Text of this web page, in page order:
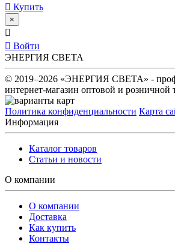
Купить
×
Войти
ЭНЕРГИЯ СВЕТА
© 2019–2026 «ЭНЕРГИЯ СВЕТА» -
интернет-магазин оптовой и розничной
Политика конфиденциальности Карта
Информация
Каталог товаров
Статьи и новости
О компании
О компании
Доставка
Как купить
Контакты